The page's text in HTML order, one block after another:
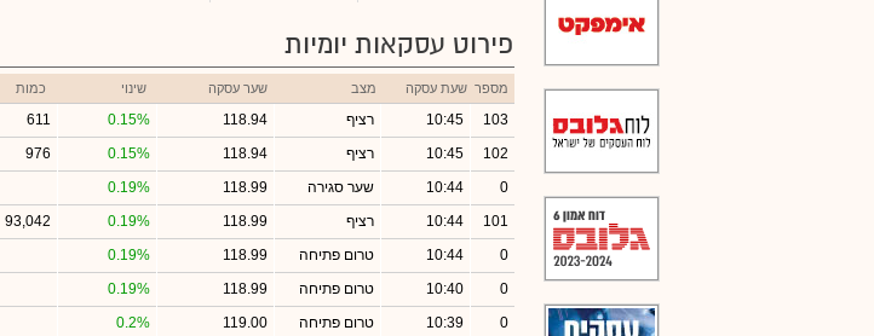
פירוט עסקאות יומיות
מספר שעת עסקה מצב שער עסקה שינוי כמות
103
10:45 רציף 118.94
0.15%
611
102
10:45 רציף 118.94
0.15%
976
0
10:44 שער סגירה 118.99
0.19%
101
10:44 רציף 118.99
0.19%
93,042
0
10:44 טרום פתיחה 118.99
0.19%
0
10:40 טרום פתיחה 118.99
0.19%
0
10:39 טרום פתיחה 119.00
0.2%